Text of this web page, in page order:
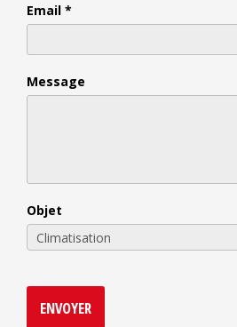
Email *
Message
Objet
ENVOYER